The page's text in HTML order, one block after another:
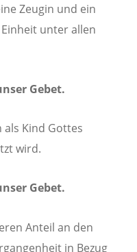
Zeugin und ein
unter allen
Gebet.
als Kind Gottes
wird.
Gebet.
Anteil an den
in Bezug